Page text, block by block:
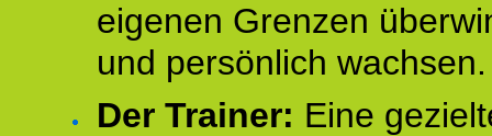
eigenen Grenzen
und persönlich wachsen.
Der Trainer: Eine